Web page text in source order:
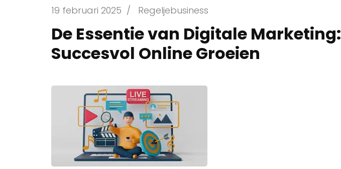
19 februari 2025 / Regeljebusiness
De Essentie van Digitale Marketing:
Succesvol Online Groeien